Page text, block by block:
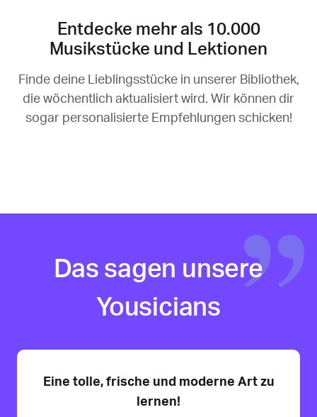
Entdecke mehr als 10.000
Musikstücke und Lektionen
Finde deine Lieblingsstücke in unserer Bibliothek,
die wöchentlich aktualisiert wird. Wir können dir
sogar personalisierte Empfehlungen schicken!
Das sagen unsere
Yousicians
Eine tolle, frische und moderne Art zu
lernen!